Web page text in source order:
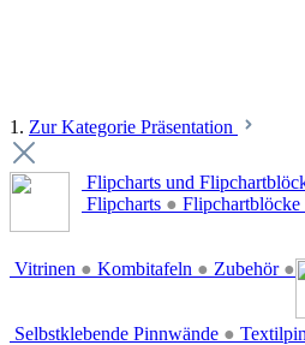
1. Zur Kategorie Präsentation
Flipcharts und
Flipcharts ● Flipchartblöcke
Vitrinen ● Kombitafeln ● Zubehör ●
Selbstklebende Pinnwände ●